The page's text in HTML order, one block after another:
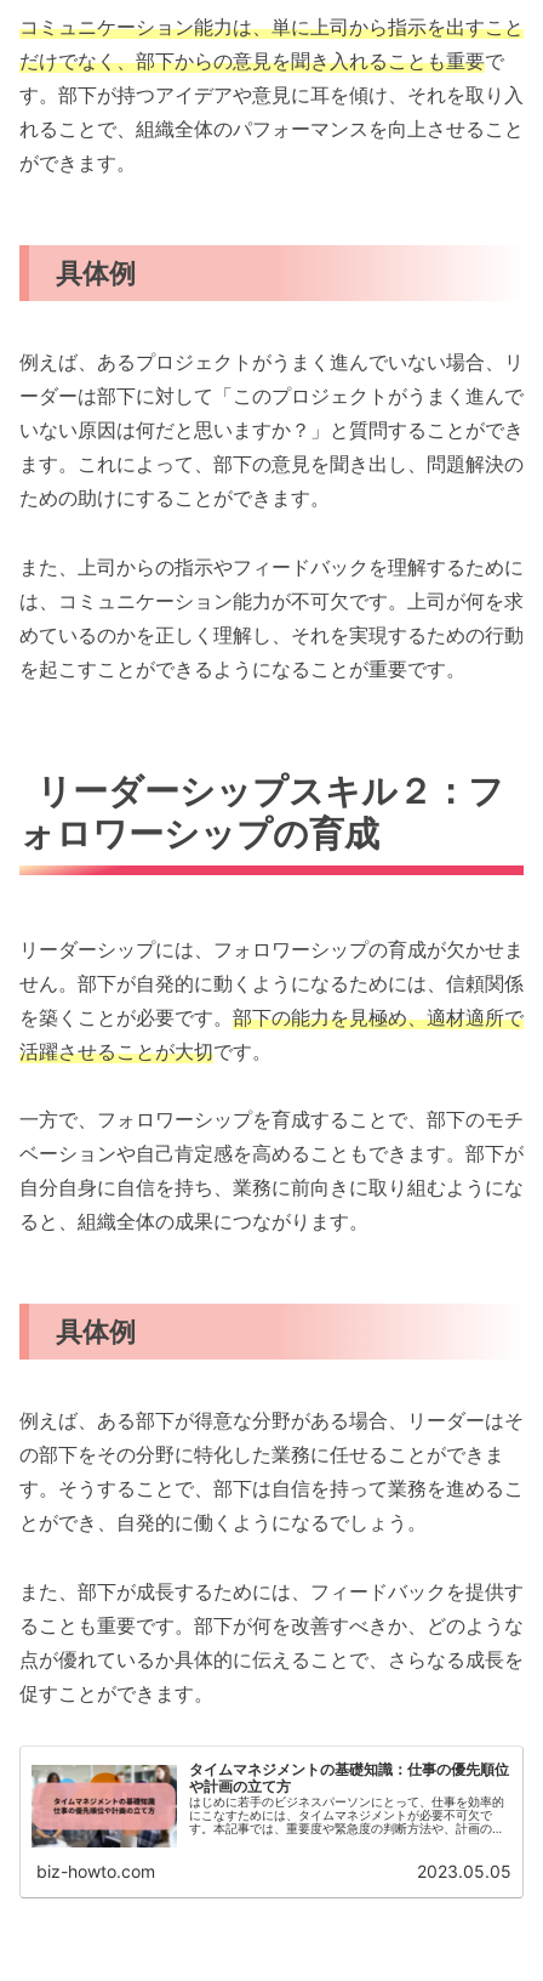
コミュニケーション能力は、単に上司から指示を出すこと
だけでなく、部下からの意見を聞き入れることも重要で
す。部下が持つアイデアや意見に耳を傾け、それを取り入
れることで、組織全体のパフォーマンスを向上させること
ができます。
具体例
例えば、あるプロジェクトがうまく進んでいない場合、リ
ーダーは部下に対して「このプロジェクトがうまく進んで
いない原因は何だと思いますか？」と質問することができ
ます。これによって、部下の意見を聞き出し、問題解決の
ための助けにすることができます。
また、上司からの指示やフィードバックを理解するために
は、コミュニケーション能力が不可欠です。上司が何を求
めているのかを正しく理解し、それを実現するための行動
を起こすことができるようになることが重要です。
リーダーシップスキル２：フ
ォロワーシップの育成
リーダーシップには、フォロワーシップの育成が欠かせま
せん。部下が自発的に動くようになるためには、信頼関係
を築くことが必要です。 部下の能力を見極め、適材適所で
活躍させることが大切です。
一方で、フォロワーシップを育成することで、部下のモチ
ベーションや自己肯定感を高めることもできます。部下が
自分自身に自信を持ち、業務に前向きに取り組むようにな
ると、組織全体の成果につながります。
具体例
例えば、ある部下が得意な分野がある場合、リーダーはそ
の部下をその分野に特化した業務に任せることができま
す。そうすることで、部下は自信を持って業務を進めるこ
とができ、自発的に働くようになるでしょう。
また、部下が成長するためには、フィードバックを提供す
ることも重要です。部下が何を改善すべきか、どのような
点が優れているか具体的に伝えることで、さらなる成長を
促すことができます。
タイムマネジメントの基礎知識：仕事の優先順位
や計画の立て方
はじめに若手のビジネスパーソンにとって、仕事を効率的
にこなすためには、タイムマネジメントが必要不可欠で
す。本記事では、重要度や緊急度の判断方法や、計画の立
biz-howto.com 2023.05.05